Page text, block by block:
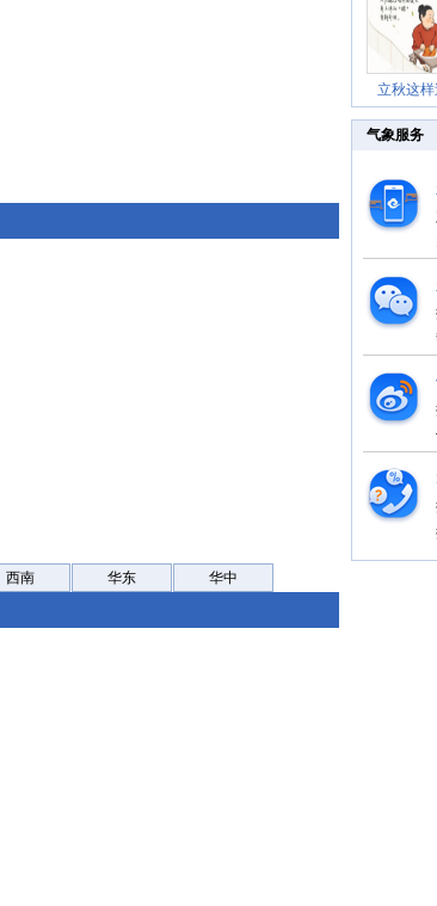
西南 华东 华中
立秋这样
气象服务